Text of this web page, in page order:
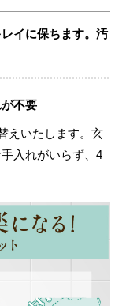
イに保ちます。汚
不要
えいたします。玄
入れがいらず、4